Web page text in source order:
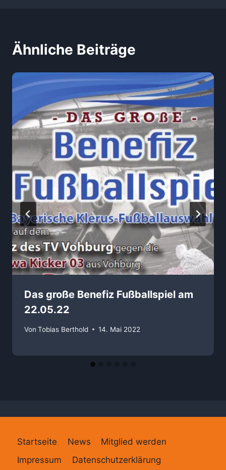
Ähnliche Beiträge
Das große Benefiz Fußballspiel am
22.05.22
Von Tobias Berthold 14. Mai 2022
Startseite News
Mitglied werden
Impressum
Datenschutzerklärung